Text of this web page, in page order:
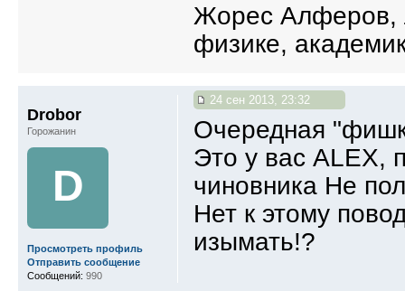
Жорес Алферов,
физике,
24 сен 2013, 23:32
Очередная
Это у вас ALEX,
чиновника Не
Нет к этому
изымать!?
Drobor
Горожанин
D
Просмотреть профиль
Отправить сообщение
Сообщений: 990